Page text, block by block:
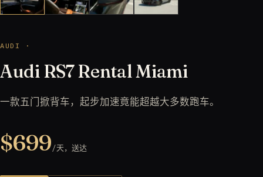
AUDI ·
Audi RS7 Rental Miami
一款五门掀背车，起步加速竟能超越大多数跑车。
$699/天，送达